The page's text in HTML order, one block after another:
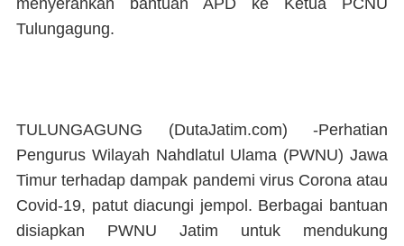
menyerahkan bantuan APD ke Ketua PCNU
Tulungagung.
TULUNGAGUNG (DutaJatim.com) -Perhatian
Pengurus Wilayah Nahdlatul Ulama (PWNU) Jawa
Timur terhadap dampak pandemi virus Corona atau
Covid-19, patut diacungi jempol. Berbagai bantuan
disiapkan PWNU Jatim untuk mendukung